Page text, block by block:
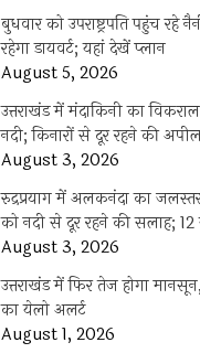
बुधवार को उपराष्ट्रपति पहुंच रहे
रहेगा डायवर्ट; यहां देखें प्‍लान
August 5, 2026
उत्तराखंड में मंदाकिनी का
नदी; किनारों से दूर रहने की
August 3, 2026
रुद्रप्रयाग में अलकनंदा का
को नदी से दूर रहने की सलाह;
August 3, 2026
उत्तराखंड में फिर तेज होगा
का येलो अलर्ट
August 1, 2026